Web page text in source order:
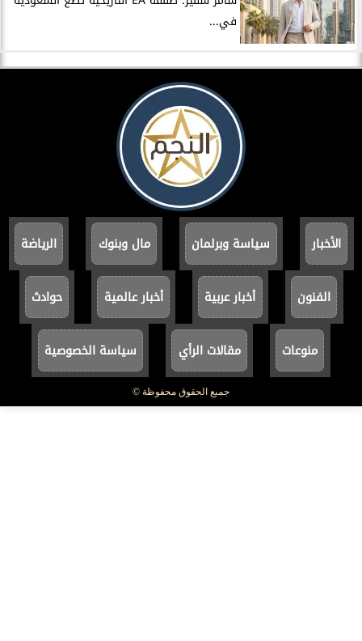
في...
الأخبار سياسة وبرلمان مال وبنوك الرياضة
الفنون أخبار عربية أخبار عالمية حوادث
منوعات مقالات الرأي سياسة الخصوصية
جميع الحقوق محفوظة ©